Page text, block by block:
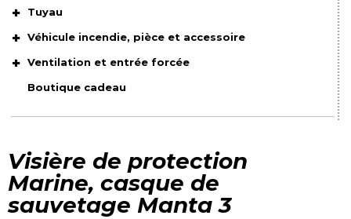
Tuyau
Véhicule incendie, pièce et accessoire
Ventilation et entrée forcée
Boutique cadeau
Visière de protection
Marine, casque de
sauvetage Manta 3